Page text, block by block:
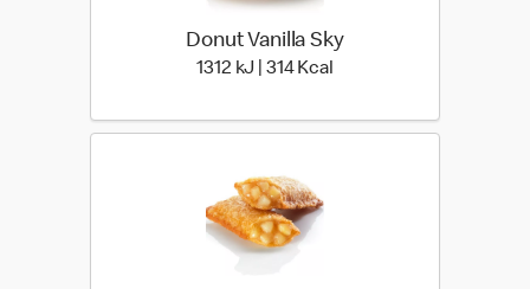
Donut Vanilla Sky
1312 kJ | 314 Kcal